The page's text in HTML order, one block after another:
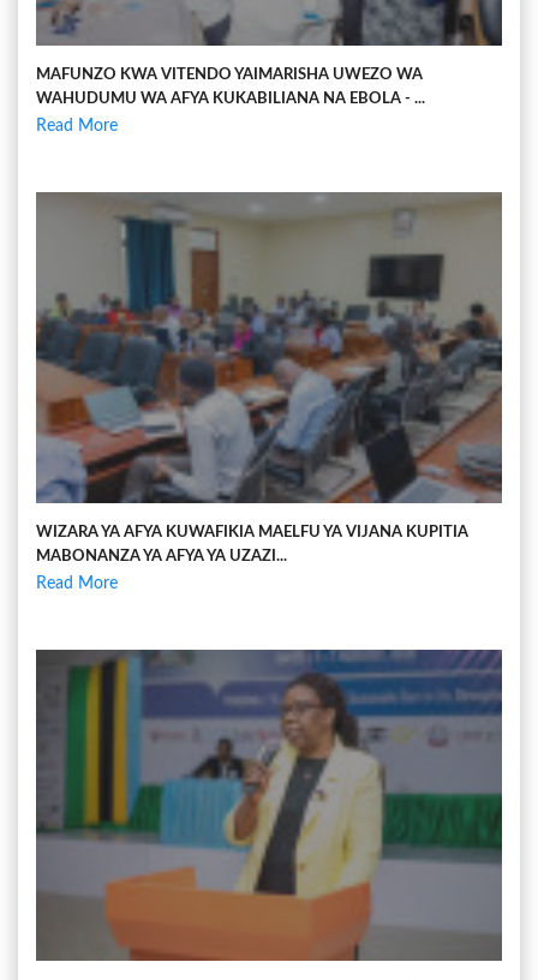
MAFUNZO KWA VITENDO YAIMARISHA UWEZO WA
WAHUDUMU WA AFYA KUKABILIANA NA EBOLA - ...
Read More
WIZARA YA AFYA KUWAFIKIA MAELFU YA VIJANA KUPITIA
MABONANZA YA AFYA YA UZAZI...
Read More